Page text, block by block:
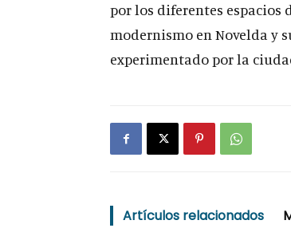
por los diferentes
modernismo en Novelda y
experimentado por la
Artículos relacionados